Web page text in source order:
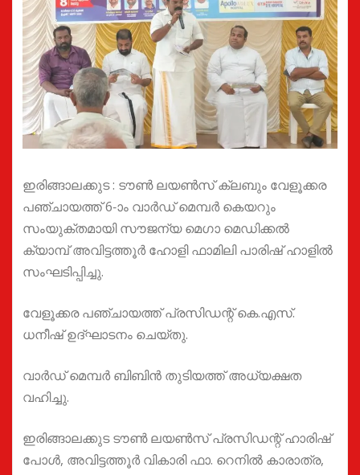
ഇരിങ്ങാലക്കുട : ടൗൺ ലയൺസ് ക്ലബും വേളൂക്കര
പഞ്ചായത്ത്‌ 6-ാം വാർഡ് മെമ്പർ കെയറും
സംയുക്തമായി സൗജന്യ മെഗാ മെഡിക്കൽ
ക്യാമ്പ് അവിട്ടത്തൂർ ഹോളി ഫാമിലി പാരിഷ് ഹാളിൽ
സംഘടിപ്പിച്ചു.
വേളൂക്കര പഞ്ചായത്ത്‌ പ്രസിഡന്റ്‌ കെ.എസ്.
ധനീഷ് ഉദ്ഘാടനം ചെയ്‌തു.
വാർഡ് മെമ്പർ ബിബിൻ തുടിയത്ത് അധ്യക്ഷത
വഹിച്ചു.
ഇരിങ്ങാലക്കുട ടൗൺ ലയൺസ് പ്രസിഡന്റ്‌ ഹാരിഷ്
പോൾ, അവിട്ടത്തൂർ വികാരി ഫാ. റെനിൽ കാരാത്ര,